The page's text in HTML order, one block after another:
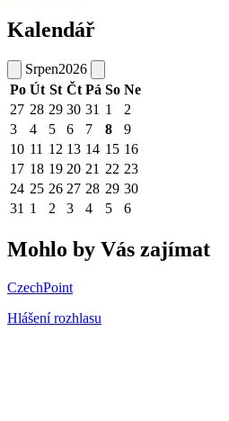
Kalendář
Srpen2026
Po Út St Čt Pá So Ne
27 28 29 30 31 1
2
3
4 5 6 7 8
9
10 11 12 13 14 15 16
17 18 19 20 21 22 23
24 25 26 27 28 29 30
31 1 2 3 4 5 6
Mohlo by Vás zajímat
CzechPoint
Hlášení rozhlasu